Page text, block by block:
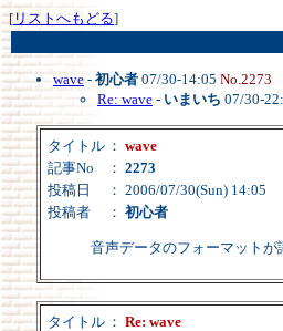
[リストへもどる]
wave - 初心者 07/30-14:05 No.2273
Re: wave - いまいち 07/30-
タイトル ： wave
記事No
： 2273
投稿日
： 2006/07/30(Sun) 14:05
投稿者
： 初心者
音声データのフォーマット
タイトル ： Re: wave